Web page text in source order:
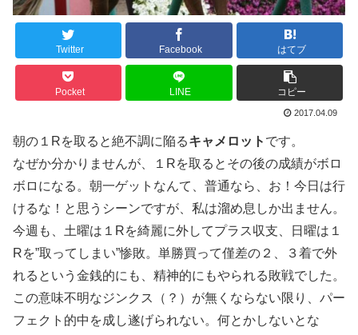
Twitter Facebook はてブ
Pocket LINE コピー
2017.04.09
朝の１Rを取ると絶不調に陥るキャメロット です。
なぜか分かりませんが、１Rを取るとその後の成績がボロ
ボロになる。朝一ゲットなんて、普通なら、お！今日は行
けるな！と思うシーンですが、私は溜め息しか出ません。
今週も、土曜は１Rを綺麗に外してプラス収支、日曜は１
Rを”取ってしまい”惨敗。単勝買って僅差の２、３着で外
れるという金銭的にも、精神的にもやられる敗戦でした。
この意味不明なジンクス（？）が無くならない限り、パー
フェクト的中を成し遂げられない。何とかしないとな